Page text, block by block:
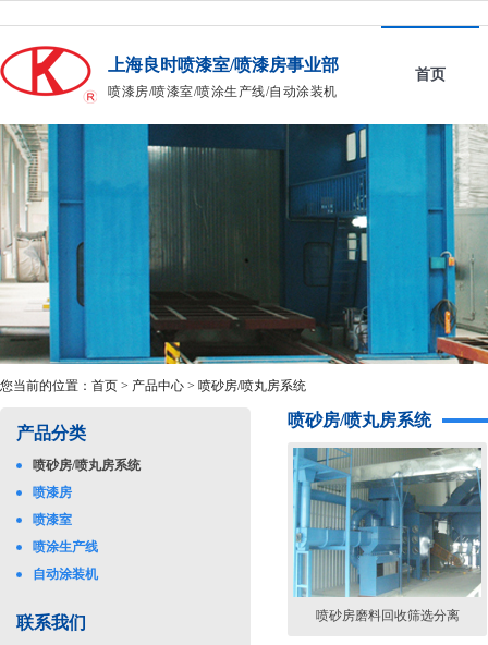
上海良时喷漆室/喷漆房事业部
喷漆房/喷漆室/喷涂生产线/自动涂装机
首页
您当前的位置： 首页 > 产品中心 > 喷砂房/喷丸房系统
产品分类
喷砂房/喷丸房系统
喷漆房
喷漆室
喷涂生产线
自动涂装机
联系我们
喷砂房/喷丸房系统
喷砂房磨料回收筛选分离